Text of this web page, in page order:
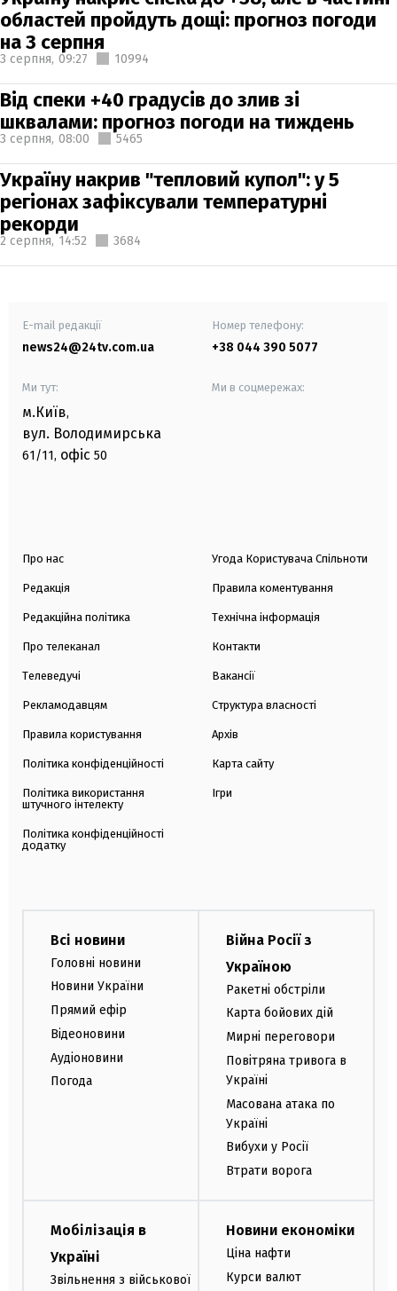
областей пройдуть дощі: прогноз погоди
на 3 серпня
3 серпня, 09:27 10994
Від спеки +40 градусів до злив зі
шквалами: прогноз погоди на тиждень
3 серпня, 08:00 5465
Україну накрив "тепловий купол": у 5
регіонах зафіксували температурні
рекорди
2 серпня, 14:52 3684
E-mail редакції
news24@24tv.com.ua
Номер телефону:
+38 044 390 5077
Ми тут:
м.Київ,
вул. Володимирська
61/11, офіс 50
Ми в соцмережах:
Про нас
Редакція
Редакційна політика
Про телеканал
Телеведучі
Рекламодавцям
Правила користування
Політика конфіденційності
Політика використання
штучного інтелекту
Політика конфіденційності
додатку
Угода Користувача Спільноти
Правила коментування
Технічна інформація
Контакти
Вакансії
Структура власності
Архів
Карта сайту
Ігри
Всі новини
Головні новини
Новини України
Прямий ефір
Відеоновини
Аудіоновини
Погода
Війна Росії з
Україною
Ракетні обстріли
Карта бойових дій
Мирні переговори
Повітряна тривога в
Україні
Масована атака по
Україні
Вибухи у Росії
Втрати ворога
Мобілізація в
Україні
Звільнення з військової
Новини економіки
Ціна нафти
Курси валют